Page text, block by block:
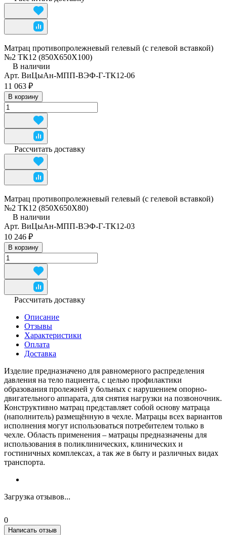
Матрац противопролежневый гелевый (с гелевой вставкой)
№2 ТК12 (850Х650Х100)
В наличии
Арт. ВиЦыАн-МПП-ВЭФ-Г-ТК12-06
11 063 ₽
В корзину
Рассчитать доставку
Матрац противопролежневый гелевый (с гелевой вставкой)
№2 ТК12 (850Х650Х80)
В наличии
Арт. ВиЦыАн-МПП-ВЭФ-Г-ТК12-03
10 246 ₽
В корзину
Рассчитать доставку
Описание
Отзывы
Характеристики
Оплата
Доставка
Изделие предназначено для равномерного распределения
давления на тело пациента, с целью профилактики
образования пролежней у больных с нарушением опорно-
двигательного аппарата, для снятия нагрузки на позвоночник.
Конструктивно матрац представляет собой основу матраца
(наполнитель) размещённую в чехле. Матрацы всех вариантов
исполнения могут использоваться потребителем только в
чехле. Область применения – матрацы предназначены для
использования в поликлинических, клинических и
гостиничных комплексах, а так же в быту и различных видах
транспорта.
Загрузка отзывов...
0
Написать отзыв